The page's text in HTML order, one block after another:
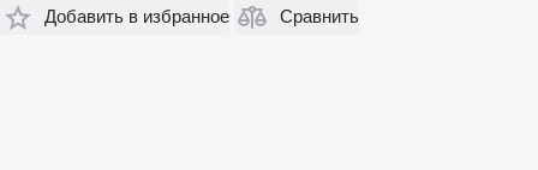
Добавить в избранное
Сравнить